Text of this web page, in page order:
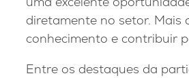
diretamente no setor. Mais
conhecimento e contribuir
Entre os destaques da